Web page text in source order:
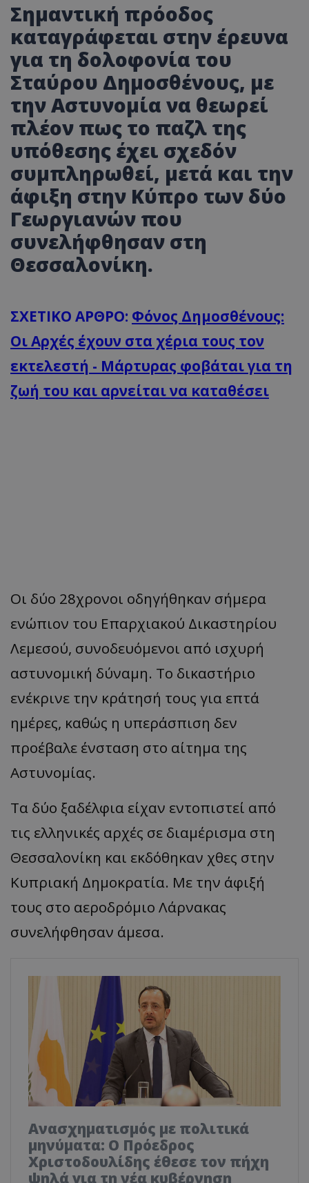
Σημαντική πρόοδος
καταγράφεται στην έρευνα
για τη δολοφονία του
Σταύρου Δημοσθένους, με
την Αστυνομία να θεωρεί
πλέον πως το παζλ της
υπόθεσης έχει σχεδόν
συμπληρωθεί, μετά και την
άφιξη στην Κύπρο των δύο
Γεωργιανών που
συνελήφθησαν στη
Θεσσαλονίκη.
ΣΧΕΤΙΚΟ ΑΡΘΡΟ: Φόνος Δημοσθένους:
Οι Αρχές έχουν στα χέρια τους τον
εκτελεστή - Μάρτυρας φοβάται για τη
ζωή του και αρνείται να καταθέσει
Οι δύο 28χρονοι οδηγήθηκαν σήμερα
ενώπιον του Επαρχιακού Δικαστηρίου
Λεμεσού, συνοδευόμενοι από ισχυρή
αστυνομική δύναμη. Το δικαστήριο
ενέκρινε την κράτησή τους για επτά
ημέρες, καθώς η υπεράσπιση δεν
προέβαλε ένσταση στο αίτημα της
Αστυνομίας.
Τα δύο ξαδέλφια είχαν εντοπιστεί από
τις ελληνικές αρχές σε διαμέρισμα στη
Θεσσαλονίκη και εκδόθηκαν χθες στην
Κυπριακή Δημοκρατία. Με την άφιξή
τους στο αεροδρόμιο Λάρνακας
συνελήφθησαν άμεσα.
Ανασχηματισμός με πολιτικά
μηνύματα: Ο Πρόεδρος
Χριστοδουλίδης έθεσε τον πήχη
ψηλά για τη νέα κυβέρνηση